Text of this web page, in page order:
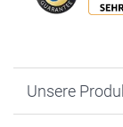
Unsere